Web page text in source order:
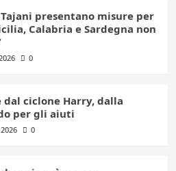
presentano misure per
Calabria e Sardegna non
0
ciclone Harry, dalla
per gli aiuti
0